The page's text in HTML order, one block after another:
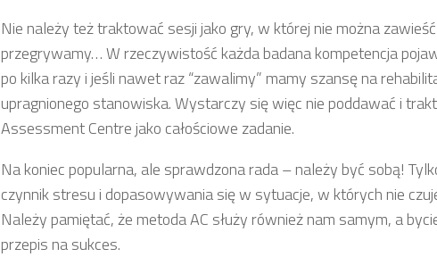
Nie należy też traktować sesji jako gry, w której nie można
przegrywamy… W rzeczywistość każda badana kompetencja
po kilka razy i jeśli nawet raz “zawalimy” mamy szansę na
upragnionego stanowiska. Wystarczy się więc nie poddawać i
Assessment Centre jako całościowe zadanie.
Na koniec popularna, ale sprawdzona rada – należy być sobą!
czynnik stresu i dopasowywania się w sytuacje, w których nie
Należy pamiętać, że metoda AC służy również nam samym, a
przepis na sukces.